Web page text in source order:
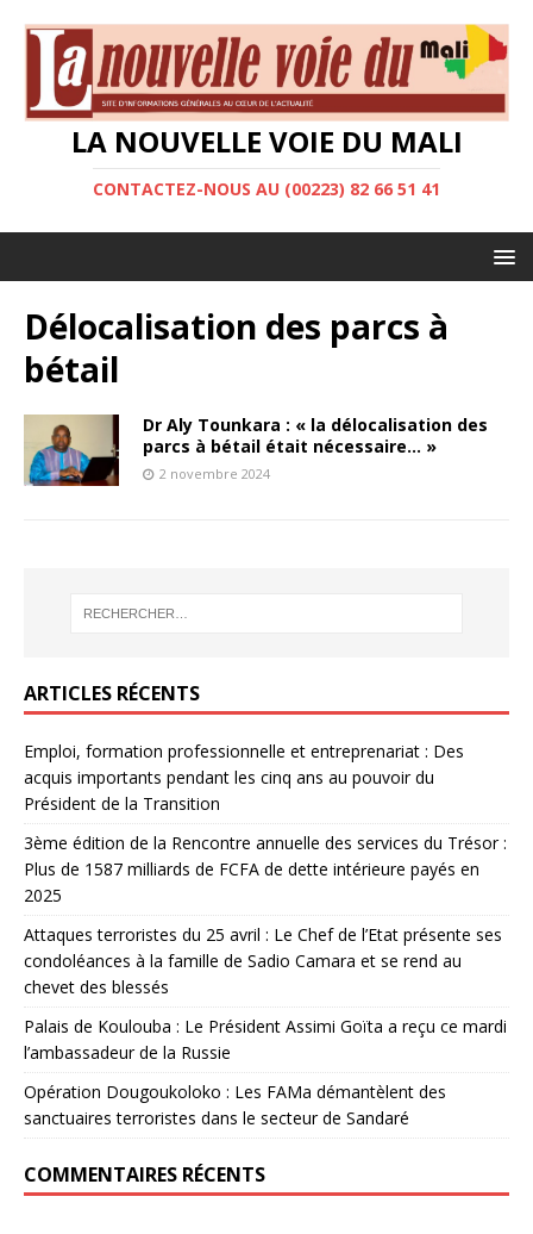
LA NOUVELLE VOIE DU MALI
CONTACTEZ-NOUS AU (00223) 82 66 51 41
Délocalisation des parcs à
bétail
Dr Aly Tounkara : « la délocalisation des
parcs à bétail était nécessaire… »
2 novembre 2024
ARTICLES RÉCENTS
Emploi, formation professionnelle et entreprenariat : Des
acquis importants pendant les cinq ans au pouvoir du
Président de la Transition
3ème édition de la Rencontre annuelle des services du Trésor :
Plus de 1587 milliards de FCFA de dette intérieure payés en
2025
Attaques terroristes du 25 avril : Le Chef de l’Etat présente ses
condoléances à la famille de Sadio Camara et se rend au
chevet des blessés
Palais de Koulouba : Le Président Assimi Goïta a reçu ce mardi
l’ambassadeur de la Russie
Opération Dougoukoloko : Les FAMa démantèlent des
sanctuaires terroristes dans le secteur de Sandaré
COMMENTAIRES RÉCENTS